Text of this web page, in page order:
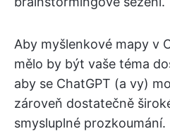
Aby myšlenkové mapy v
mělo by být vaše téma
aby se ChatGPT (a vy)
zároveň dostatečně
smysluplné prozkoumání.